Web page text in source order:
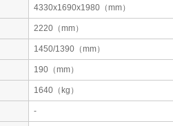
4330x1690x1980（mm）
2220（mm）
1450/1390（mm）
190（mm）
1640（kg）
-